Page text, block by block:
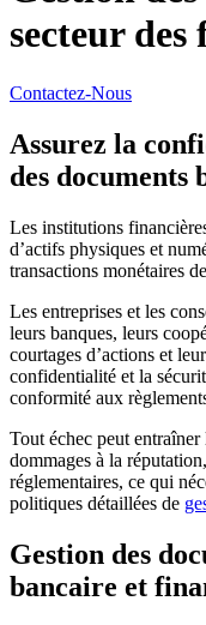
secteur des
Contactez-Nous
Assurez la
des documents
Les institutions
d’actifs physiques et
transactions monétaires
Les entreprises et les
leurs banques, leurs
courtages d’actions et
confidentialité et la
conformité aux
Tout échec peut
dommages à la
réglementaires, ce qui
politiques détaillées de
Gestion des
bancaire et